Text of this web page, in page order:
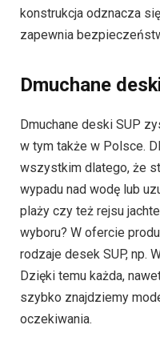
konstrukcja odznacza
zapewnia
Dmuchane
Dmuchane deski SUP
w tym także w Polsce.
wszystkim dlatego, że
wypadu nad wodę lub
plaży czy też rejsu
wyboru? W ofercie
rodzaje desek SUP, np.
Dzięki temu każda,
szybko znajdziemy
oczekiwania.